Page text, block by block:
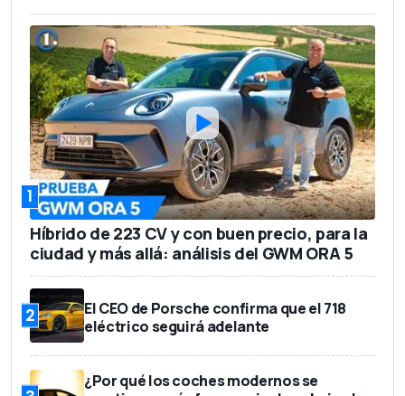
1
Híbrido de 223 CV y con buen precio, para la
ciudad y más allá: análisis del GWM ORA 5
2
El CEO de Porsche confirma que el 718
eléctrico seguirá adelante
¿Por qué los coches modernos se